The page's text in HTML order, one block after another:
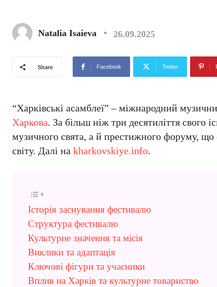
Natalia Isaieva 26.09.2025
Share Facebook Twitter
“Харківські асамблеї” – міжнародний
Харкова. За більш ніж три десятиліття свого
музичного свята, а й престижного форуму, що
світу. Далі на kharkovskiye.info.
Історія заснування фестивалю
Структура фестивалю
Культурне значення та місія
Виклики та адаптація
Ключові фігури та учасники
Вплив на Харків та культурне товариство